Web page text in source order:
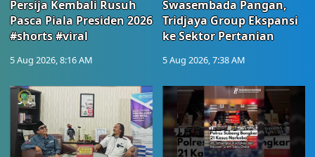
Persija Kembali Rusuh
Pasca Piala Presiden 2026
#shorts #viral
5 Aug 2026, 8:16 AM
Swasembada Pangan,
Tridjaya Group Ekspansi
ke Sektor Pertanian
5 Aug 2026, 7:38 AM